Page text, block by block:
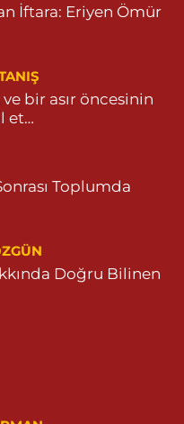
İftara: Eriyen Ömür
bir asır öncesinin
et…
Toplumda
Doğru Bilinen